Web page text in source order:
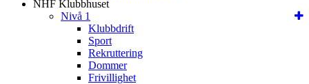
NHF Klubbhuset
Nivå 1
Klubbdrift
Sport
Rekruttering
Dommer
Frivillighet